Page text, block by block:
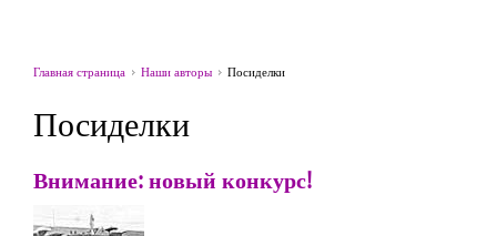
Главная страница Наши авторы Посиделки
Посиделки
Внимание: новый конкурс!